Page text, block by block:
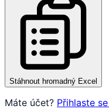
Stáhnout hromadný Excel
Máte účet? Přihlaste